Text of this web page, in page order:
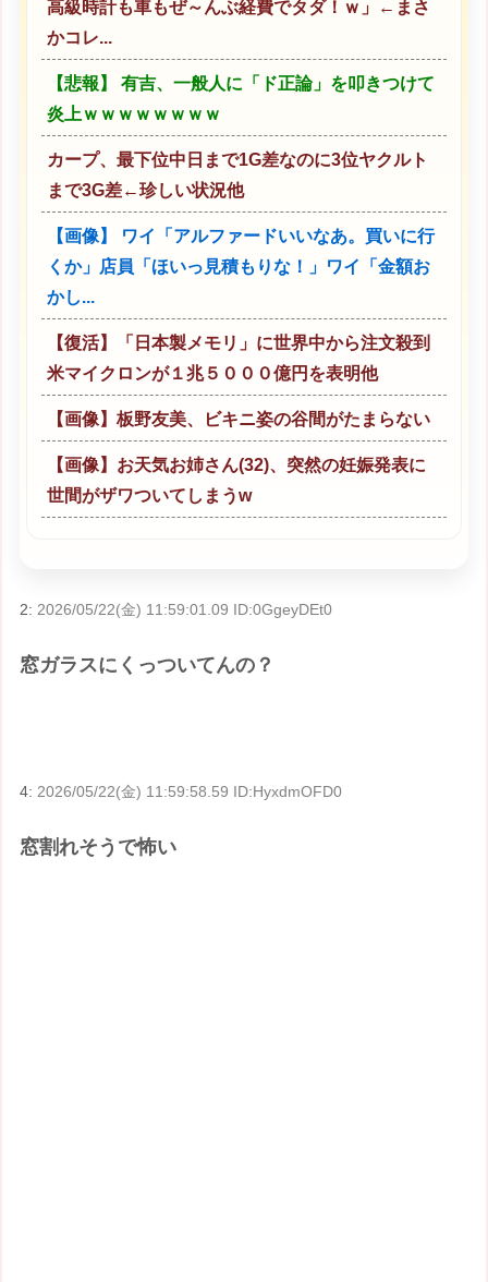
高級時計も車もぜ～んぶ経費でタダ！ｗ」←まさ
かコレ...
【悲報】 有吉、一般人に「ド正論」を叩きつけて
炎上ｗｗｗｗｗｗｗｗ
カープ、最下位中日まで1G差なのに3位ヤクルト
まで3G差←珍しい状況他
【画像】 ワイ「アルファードいいなあ。買いに行
くか」店員「ほいっ見積もりな！」ワイ「金額お
かし...
【復活】「日本製メモリ」に世界中から注文殺到
米マイクロンが１兆５０００億円を表明他
【画像】板野友美、ビキニ姿の谷間がたまらない
【画像】お天気お姉さん(32)、突然の妊娠発表に
世間がザワついてしまうw
2: 2026/05/22(金) 11:59:01.09 ID:0GgeyDEt0
窓ガラスにくっついてんの？
4: 2026/05/22(金) 11:59:58.59 ID:HyxdmOFD0
窓割れそうで怖い